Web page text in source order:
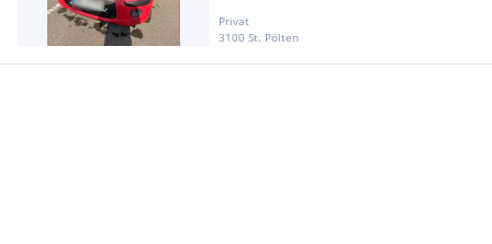
Privat
3100 St. Pölten